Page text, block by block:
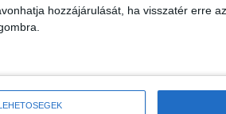
hozzájárulását, ha visszatér erre